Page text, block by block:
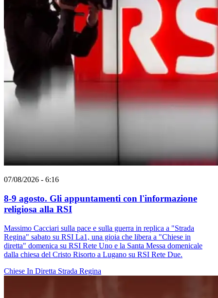
07/08/2026 - 6:16
8-9 agosto. Gli appuntamenti con l'informazione
religiosa alla RSI
Massimo Cacciari sulla pace e sulla guerra in replica a "Strada
Regina" sabato su RSI La1, una gioia che libera a "Chiese in
diretta" domenica su RSI Rete Uno e la Santa Messa domenicale
dalla chiesa del Cristo Risorto a Lugano su RSI Rete Due.
Chiese In Diretta Strada Regina